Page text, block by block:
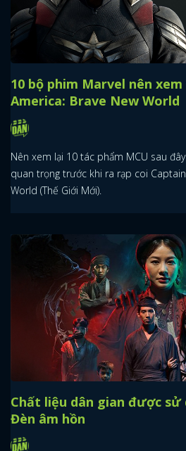
10 bộ phim Marvel nên
America: Brave New World
Nên xem lại 10 tác phẩm MCU sau
quan trọng trước khi ra rạp coi
World (Thế Giới Mới).
Chất liệu dân gian được
Đèn âm hồn